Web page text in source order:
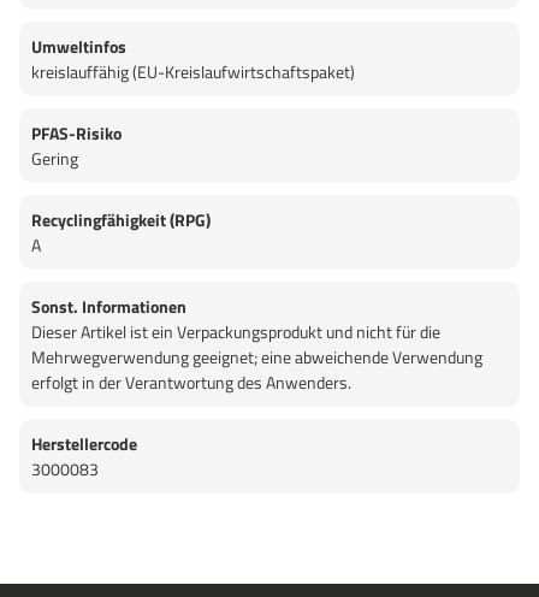
Umweltinfos
kreislauffähig (EU-Kreislaufwirtschaftspaket)
PFAS-Risiko
Gering
Recyclingfähigkeit (RPG)
A
Sonst. Informationen
Dieser Artikel ist ein Verpackungsprodukt und nicht für die
Mehrwegverwendung geeignet; eine abweichende Verwendung
erfolgt in der Verantwortung des Anwenders.
Herstellercode
3000083